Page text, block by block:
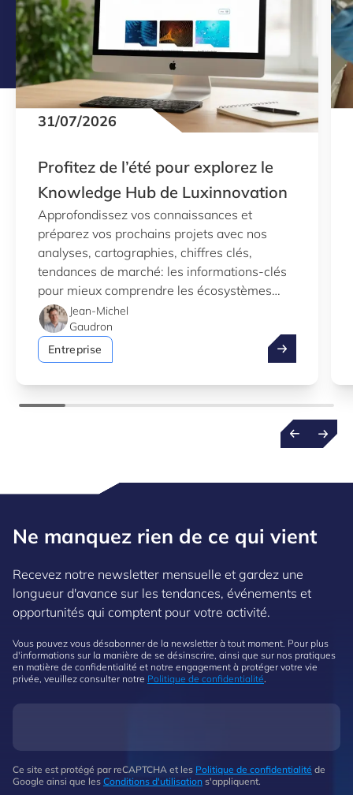
31/07/2026
Profitez de l’été pour explorez le
Knowledge Hub de Luxinnovation
Approfondissez vos connaissances et
préparez vos prochains projets avec nos
analyses, cartographies, chiffres clés,
tendances de marché: les informations-clés
pour mieux comprendre les écosystèmes
d’innovation au Luxembourg.
Jean-Michel
Gaudron
Entreprise
Profitez de
Ne manquez rien de ce qui vient
Recevez notre newsletter mensuelle et gardez une
longueur d'avance sur les tendances, événements et
opportunités qui comptent pour votre activité.
Vous pouvez vous désabonner de la newsletter à tout moment. Pour plus
d'informations sur la manière de se désinscrire, ainsi que sur nos pratiques
en matière de confidentialité et notre engagement à protéger votre vie
privée, veuillez consulter notre Politique de confidentialité.
Ce site est protégé par reCAPTCHA et les Politique de confidentialité de
Google ainsi que les Conditions d'utilisation s'appliquent.